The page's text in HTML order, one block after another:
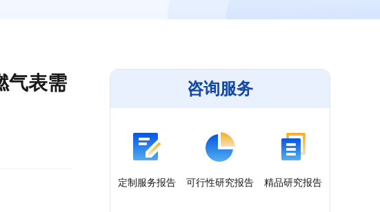
气表需
咨询服务
定制服务报告 可行性研究报告 精品研究报告